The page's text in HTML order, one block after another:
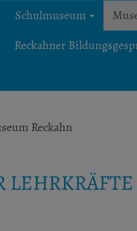
Schulmuseum
Reckahner
Reckahn